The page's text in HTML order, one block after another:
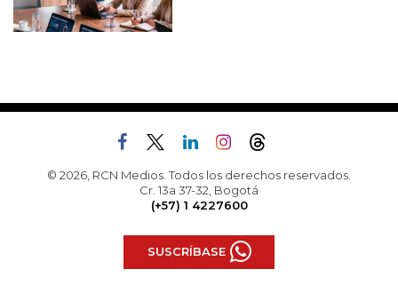
© 2026, RCN Medios. Todos los derechos reservados.
Cr. 13a 37-32, Bogotá
(+57) 1 4227600
SUSCRÍBASE